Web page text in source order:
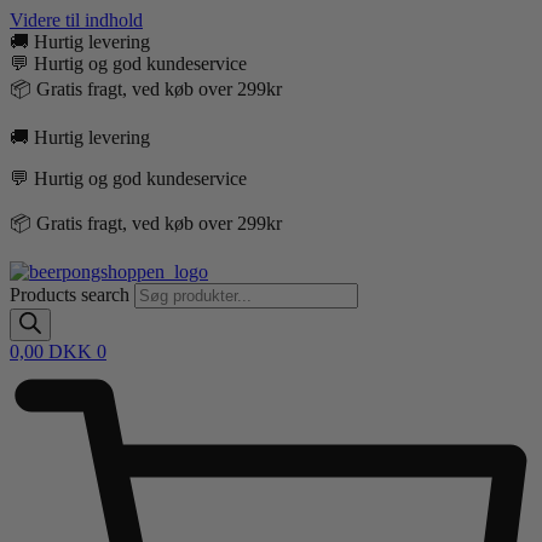
Videre til indhold
🚚 Hurtig levering
💬 Hurtig og god kundeservice
📦 Gratis fragt, ved køb over 299kr
🚚 Hurtig levering
💬 Hurtig og god kundeservice
📦 Gratis fragt, ved køb over 299kr
Products search
0,00 DKK 0